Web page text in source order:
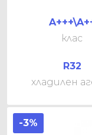
клас
R32
хладилен
-3%